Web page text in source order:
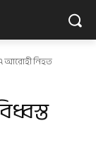
৭ আরোহী নিহত